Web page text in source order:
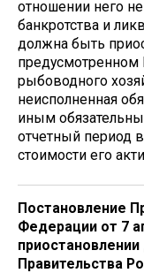
отношении него
банкротства и
должна быть
рыбоводного
неисполненная
иным
отчетный период
стоимости его
Постановление
Федерации от 7
Правительства